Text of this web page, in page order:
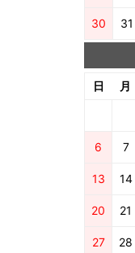
30 31
日 月
6 7
13 14
20 21
27 28